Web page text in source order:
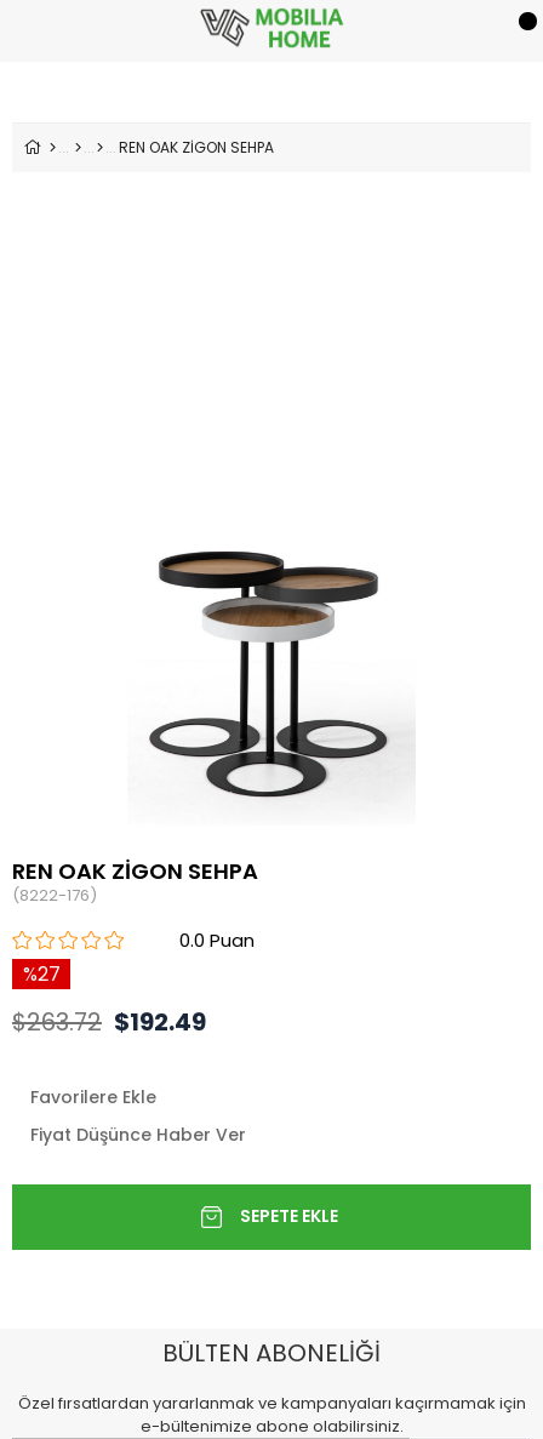
REN OAK ZİGON SEHPA
REN OAK ZİGON SEHPA
(8222-176)
0.0
27
$263.72 $192.49
Favorilere Ekle
Fiyat Düşünce Haber Ver
BÜLTEN ABONELİĞİ
Özel fırsatlardan yararlanmak ve kampanyaları kaçırmamak için
e-bültenimize abone olabilirsiniz.